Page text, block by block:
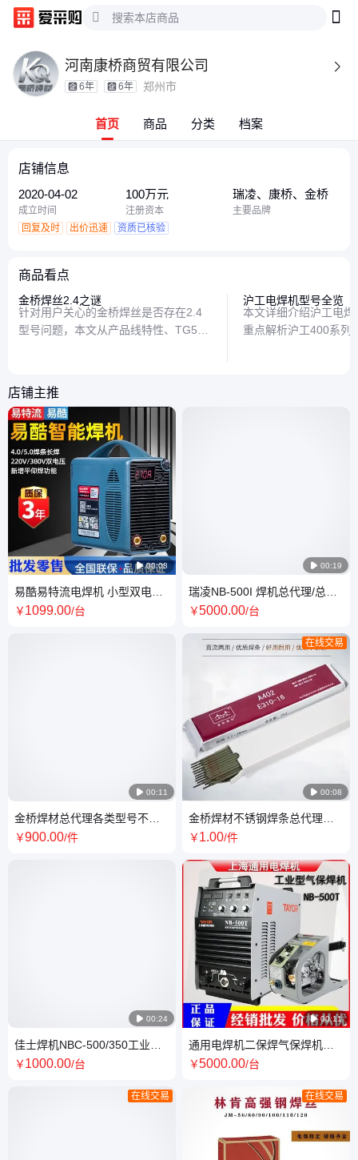
河南康桥商贸有限公司 
6年 6年 郑州市
首页 商品 分类 档案
店铺信息
2020-04-02
成立时间
100万元
注册资本
瑞凌、康桥、金桥
主要品牌
回复及时
出价迅速 资质已核验
商品看点
金桥焊丝2.4之谜
针对用户关心的金桥焊丝是否存在2.4
型号问题，本文从产品线特性、TG50
沪工电焊机型号全览
本文详细介绍沪工电
重点解析沪工400系列
店铺主推
 00:08
易酷易特流电焊机 小型双电压
220V380V 工业级智能焊机T1
￥1099.00/台
 00:11
金桥焊材总代理各类型号不锈
钢焊丝焊条201/304/308/309全
￥900.00/件
 00:24
佳士焊机NBC-500/350工业级
电焊机200/270/315F气保分体
￥1000.00/台
在线交易
 00:19
瑞凌NB-500I 焊机总代理/总经
销更多机型电话咨询 厂家发货
￥5000.00/台
 00:08
在线交易
金桥焊材不锈钢焊条总代理
A102/A132/A302/A402/A022
￥1.00/件
 00:11
通用电焊机二保焊气保焊机总
代理 详询电话咨询
￥5000.00/台
在线交易